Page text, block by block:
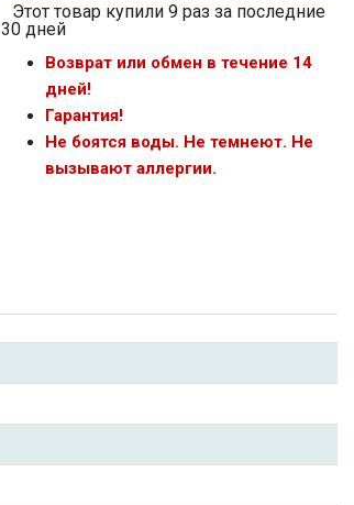
Этот товар купили 9 раз за последние
30 дней
Возврат или обмен в течение 14
дней!
Гарантия!
Не боятся воды. Не темнеют. Не
вызывают аллергии.